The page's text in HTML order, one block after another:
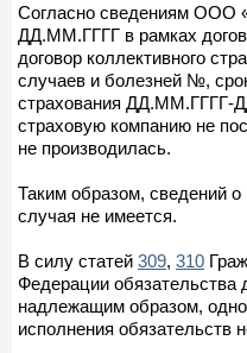
Согласно сведениям ООО
ДД.ММ.ГГГГ в рамках
договор коллективного
случаев и болезней №,
страхования
страховую компанию не
не производилась.
Таким образом, сведений о
случая не имеется.
В силу статей 309, 310
Федерации обязательства
надлежащим образом,
исполнения обязательств